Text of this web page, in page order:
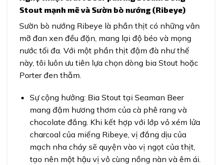
Stout mạnh mẽ và Sườn bò nướng (Ribeye)
Sườn bò nướng Ribeye là phần thịt có những vân
mỡ đan xen đều đặn, mang lại độ béo và mọng
nước tối đa. Với một phần thịt đậm đà như thế
này, tôi luôn ưu tiên lựa chọn dòng bia Stout hoặc
Porter đen thẫm.
Sự cộng hưởng: Bia Stout tại Seaman Beer
mang đậm hương thơm của cà phê rang và
chocolate đắng. Khi kết hợp với lớp vỏ xém lửa
charcoal của miếng Ribeye, vị đắng dịu của
mạch nha cháy sẽ quyện vào vị ngọt của thịt,
tạo nên một hậu vị vô cùng nồng nàn và êm ái.